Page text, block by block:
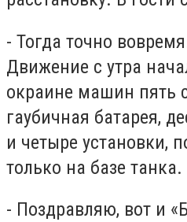
- Тогда точно
Движение с утра
окраине машин пять
гаубичная батарея,
и четыре установки,
только на базе танка.
- Поздравляю, вот и